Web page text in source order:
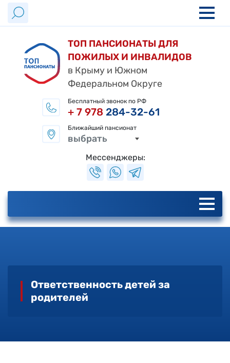
ТОП ПАНСИОНАТЫ ДЛЯ
ПОЖИЛЫХ И ИНВАЛИДОВ
в Крыму и Южном
Федеральном Округе
Бесплатный звонок по РФ
+ 7 978 284-32-61
Ближайший пансионат
выбрать
Мессенджеры:
Ответственность детей за
родителей